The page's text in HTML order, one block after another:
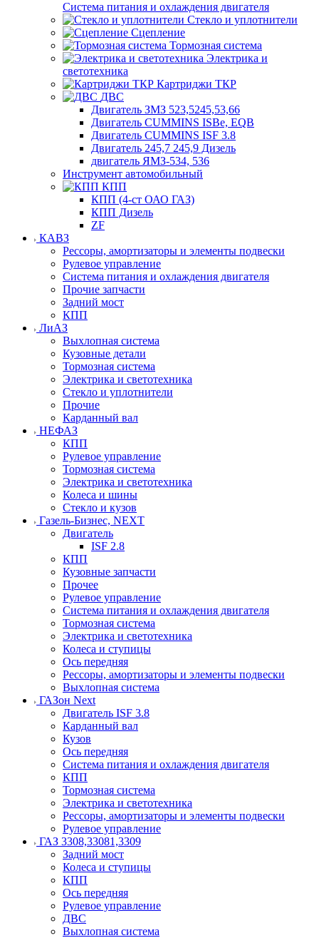
Система питания и охлаждения двигателя
Стекло и уплотнители
Сцепление
Тормозная система
Электрика и
светотехника
Картриджи ТКР
ДВС
Двигатель ЗМЗ 523,5245,53,66
Двигатель CUMMINS ISBe, EQB
Двигатель CUMMINS ISF 3.8
Двигатель 245,7 245,9 Дизель
двигатель ЯМЗ-534, 536
Инструмент автомобильный
КПП
КПП (4-ст ОАО ГАЗ)
КПП Дизель
ZF
КАВЗ
Рессоры, амортизаторы и элементы подвески
Рулевое управление
Система питания и охлаждения двигателя
Прочие запчасти
Задний мост
КПП
ЛиАЗ
Выхлопная система
Кузовные детали
Тормозная система
Электрика и светотехника
Стекло и уплотнители
Прочие
Карданный вал
НЕФАЗ
КПП
Рулевое управление
Тормозная система
Электрика и светотехника
Колеса и шины
Стекло и кузов
Газель-Бизнес, NEXT
Двигатель
ISF 2.8
КПП
Кузовные запчасти
Прочее
Рулевое управление
Система питания и охлаждения двигателя
Тормозная система
Электрика и светотехника
Колеса и ступицы
Ось передняя
Рессоры, амортизаторы и элементы подвески
Выхлопная система
ГАЗон Next
Двигатель ISF 3.8
Карданный вал
Кузов
Ось передняя
Система питания и охлаждения двигателя
КПП
Тормозная система
Электрика и светотехника
Рессоры, амортизаторы и элементы подвески
Рулевое управление
ГАЗ 3308,33081,3309
Задний мост
Колеса и ступицы
КПП
Ось передняя
Рулевое управление
ДВС
Выхлопная система